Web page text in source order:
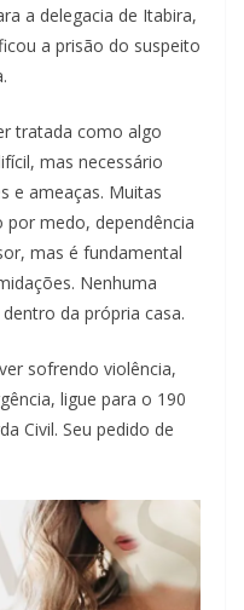
a delegacia de Itabira,
a prisão do suspeito
tratada como algo
mas necessário
e ameaças. Muitas
medo, dependência
mas é fundamental
Nenhuma
da própria casa.
sofrendo violência,
ligue para o 190
Civil. Seu pedido de